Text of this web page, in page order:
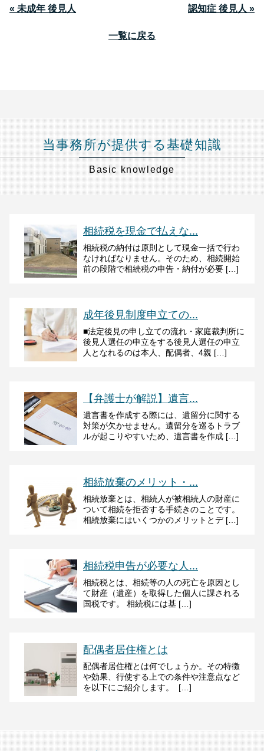
« 未成年 後見人 認知症 後見人 »
一覧に戻る
当事務所が提供する基礎知識
Basic knowledge
相続税を現金で払えな...
相続税の納付は原則として現金一括で行わ
なければなりません。そのため、相続開始
前の段階で相続税の申告・納付が必要 […]
成年後見制度申立ての...
■法定後見の申し立ての流れ・家庭裁判所に
後見人選任の申立をする後見人選任の申立
人となれるのは本人、配偶者、4親 […]
【弁護士が解説】遺言...
遺言書を作成する際には、遺留分に関する
対策が欠かせません。遺留分を巡るトラブ
ルが起こりやすいため、遺言書を作成 […]
相続放棄のメリット・...
相続放棄とは、相続人が被相続人の財産に
ついて相続を拒否する手続きのことです。
相続放棄にはいくつかのメリットとデ […]
相続税申告が必要な人...
相続税とは、相続等の人の死亡を原因とし
て財産（遺産）を取得した個人に課される
国税です。 相続税には基 […]
配偶者居住権とは
配偶者居住権とは何でしょうか。その特徴
や効果、行使する上での条件や注意点など
を以下にご紹介します。 […]